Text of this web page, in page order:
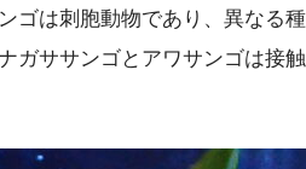
は刺胞動物であり、異なる
ササンゴとアワサンゴは接